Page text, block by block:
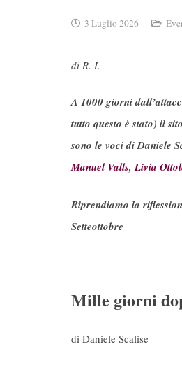
3 Luglio 2026
di R. I.
A 1000 giorni
tutto questo è stato) il sito
sono le voci di Daniele
Manuel Valls,Livia
Riprendiamo la
Setteottobre
Mille giorni
di Daniele Scalise